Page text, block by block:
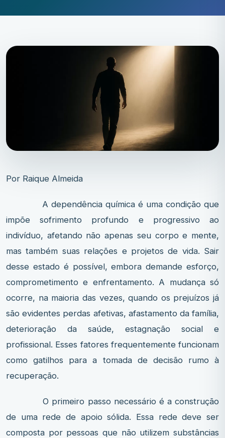
Por Raique Almeida
A dependência química é uma condição que
impõe sofrimento profundo e progressivo ao
indivíduo, afetando não apenas seu corpo e mente,
mas também suas relações e projetos de vida. Sair
desse estado é possível, embora demande esforço,
comprometimento e enfrentamento. A mudança só
ocorre, na maioria das vezes, quando os prejuízos já
são evidentes perdas afetivas, afastamento da família,
deterioração da saúde, estagnação social e
profissional. Esses fatores frequentemente funcionam
como gatilhos para a tomada de decisão rumo à
recuperação.
O primeiro passo necessário é a construção
de uma rede de apoio sólida. Essa rede deve ser
composta por pessoas que não utilizem substâncias